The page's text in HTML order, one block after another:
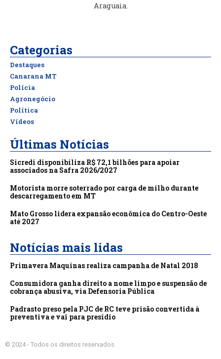
Araguaia.
Categorias
Destaques
Canarana MT
Polícia
Agronegócio
Política
Vídeos
Últimas Notícias
Sicredi disponibiliza R$ 72,1 bilhões para apoiar
associados na Safra 2026/2027
Motorista morre soterrado por carga de milho durante
descarregamento em MT
Mato Grosso lidera expansão econômica do Centro-Oeste
até 2027
Notícias mais lidas
Primavera Maquinas realiza campanha de Natal 2018
Consumidora ganha direito a nome limpo e suspensão de
cobrança abusiva, via Defensoria Pública
Padrasto preso pela PJC de RC teve prisão convertida à
preventiva e vai para presídio
© 2024 - Todos os direitos reservados.